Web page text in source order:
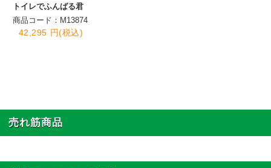
トイレでふんばる君
商品コード：M13874
42,295 円(税込)
売れ筋商品